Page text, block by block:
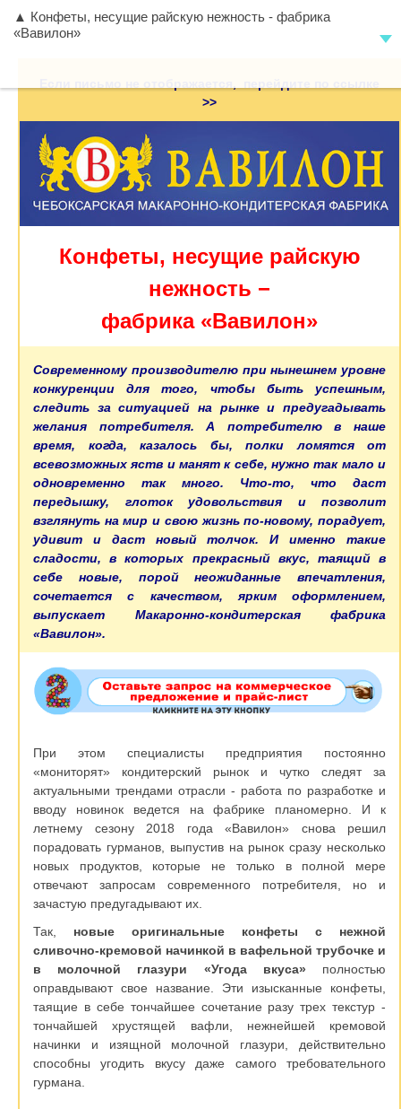
▲ Конфеты, несущие райскую нежность - фабрика
«Вавилон»
>>
Конфеты, несущие райскую
нежность −
фабрика «Вавилон»
Современному производителю при нынешнем уровне
конкуренции для того, чтобы быть успешным,
следить за ситуацией на рынке и предугадывать
желания потребителя. А потребителю в наше
время, когда, казалось бы, полки ломятся от
всевозможных яств и манят к себе, нужно так мало и
одновременно так много. Что-то, что даст
передышку, глоток удовольствия и позволит
взглянуть на мир и свою жизнь по-новому, порадует,
удивит и даст новый толчок. И именно такие
сладости, в которых прекрасный вкус, таящий в
себе новые, порой неожиданные впечатления,
сочетается с качеством, ярким оформлением,
выпускает Макаронно-кондитерская фабрика
«Вавилон».
При этом специалисты предприятия постоянно
«мониторят» кондитерский рынок и чутко следят за
актуальными трендами отрасли - работа по разработке и
вводу новинок ведется на фабрике планомерно. И к
летнему сезону 2018 года «Вавилон» снова решил
порадовать гурманов, выпустив на рынок сразу несколько
новых продуктов, которые не только в полной мере
отвечают запросам современного потребителя, но и
зачастую предугадывают их.
Так, новые оригинальные конфеты с нежной
сливочно-кремовой начинкой в вафельной трубочке и
в молочной глазури «Угода вкуса» полностью
оправдывают свое название. Эти изысканные конфеты,
таящие в себе тончайшее сочетание разу трех текстур -
тончайшей хрустящей вафли, нежнейшей кремовой
начинки и изящной молочной глазури, действительно
способны угодить вкусу даже самого требовательного
гурмана.